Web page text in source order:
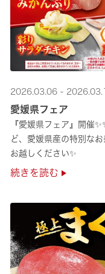
2026.03.06 -
愛媛県フェア
『愛媛県フェア』開催
ど、愛媛県産の特別な
お越しください✨
続きを読む